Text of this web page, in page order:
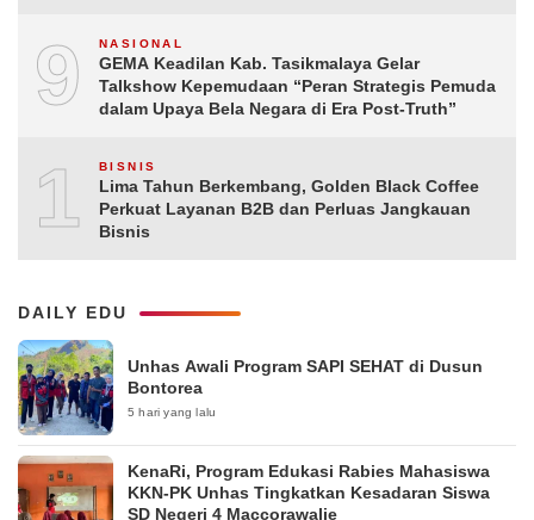
9 NASIONAL
GEMA Keadilan Kab. Tasikmalaya Gelar
Talkshow Kepemudaan “Peran Strategis Pemuda
dalam Upaya Bela Negara di Era Post-Truth”
10BISNIS
Lima Tahun Berkembang, Golden Black Coffee
Perkuat Layanan B2B dan Perluas Jangkauan
Bisnis
DAILY EDU
Unhas Awali Program SAPI SEHAT di Dusun
Bontorea
5 hari yang lalu
KenaRi, Program Edukasi Rabies Mahasiswa
KKN-PK Unhas Tingkatkan Kesadaran Siswa
SD Negeri 4 Maccorawalie